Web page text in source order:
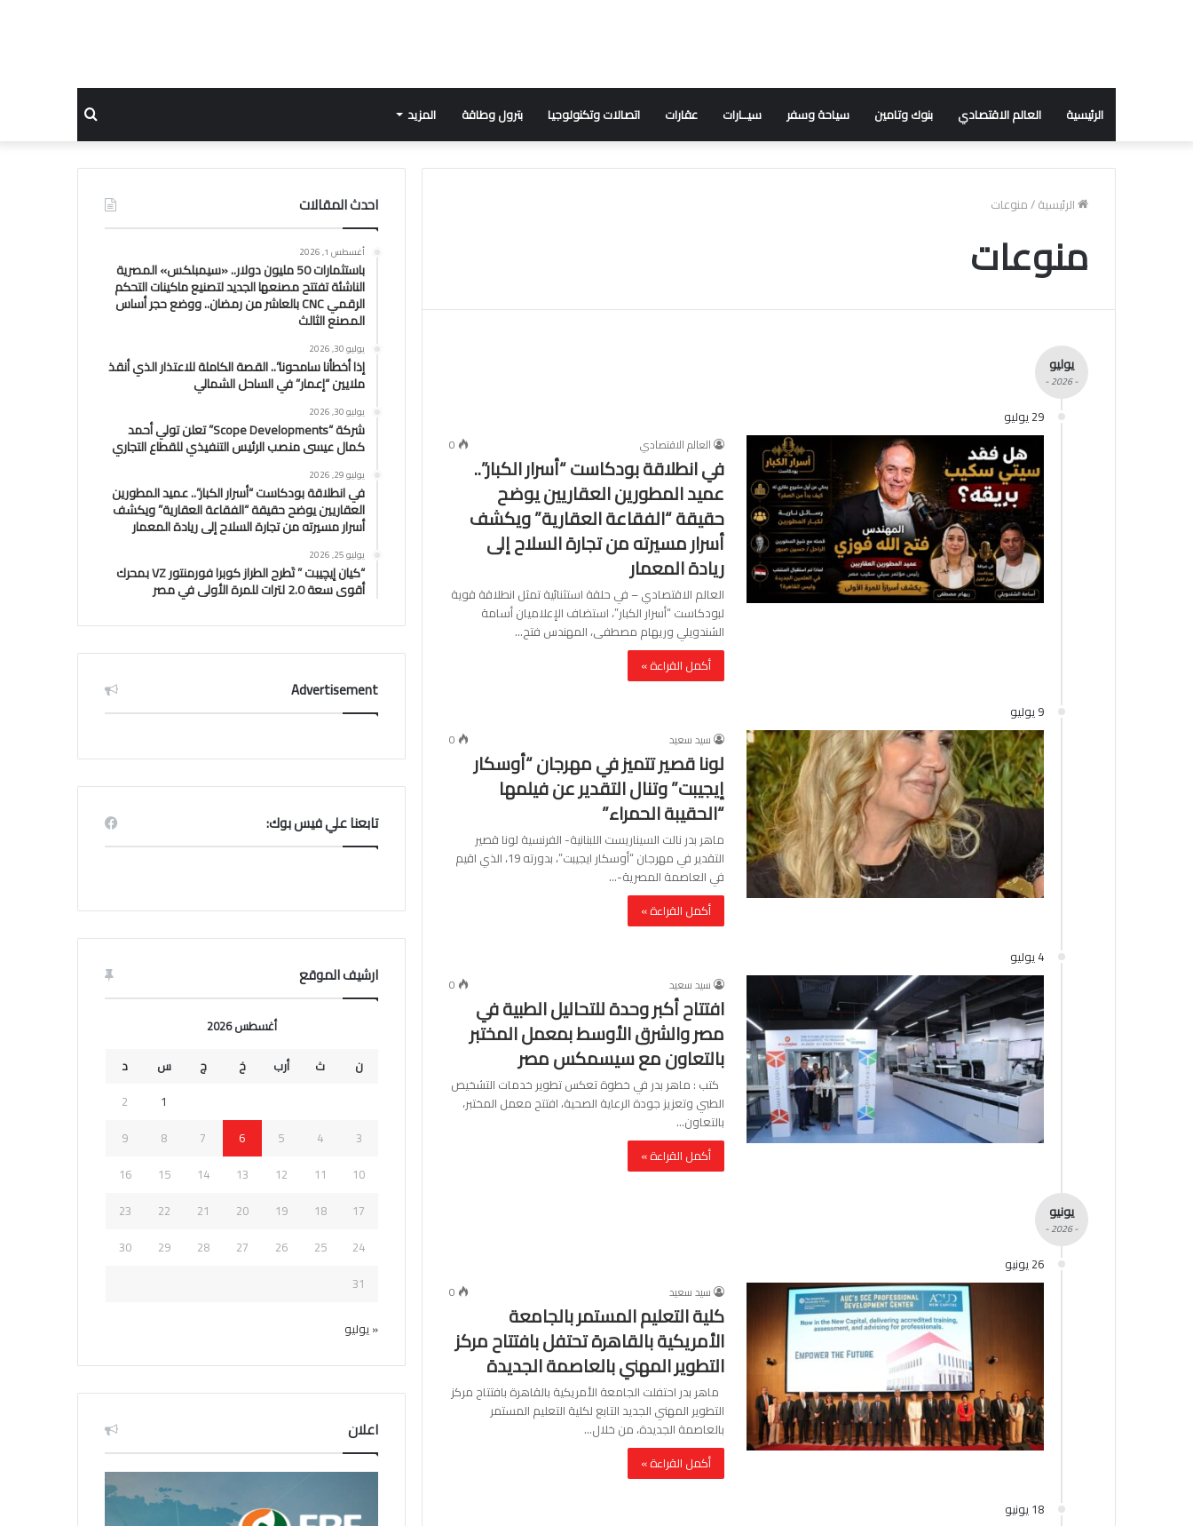
الرئيسية العالم الاقتصادي بنوك وتامين سياحة وسفر سيــارات عقارات اتصالات وتكنولوجيا بترول وطاقة المزيد
عن
الرئيسية/منوعات
منوعات
يوليو
- 2026 -
29 يوليو
العالم الاقتصادي 0
في انطلاقة بودكاست “أسرار الكبار”..
عميد المطورين العقاريين يوضح
حقيقة “الفقاعة العقارية” ويكشف
أسرار مسيرته من تجارة السلاح إلى
ريادة المعمار
العالم الاقتصادي – في حلقة استثنائية تمثل انطلاقة قوية
لبودكاست “أسرار الكبار”، استضاف الإعلاميان أسامة
الشندويلي وريهام مصطفى، المهندس فتح…
أكمل القراءة »
9 يوليو
سيد سعيد 0
لونا قصير تتميز في مهرجان “أوسكار
إيجيبت” وتنال التقدير عن فيلمها
“الحقيبة الحمراء”
ماهر بدر نالت السيناريست اللبنانية- الفرنسية لونا قصير
التقدير في مهرجان “أوسكار ايجيبت”، بدورته 19، الذي اقيم
في العاصمة المصرية-…
أكمل القراءة »
4 يوليو
سيد سعيد 0
افتتاح أكبر وحدة للتحاليل الطبية في
مصر والشرق الأوسط بمعمل المختبر
بالتعاون مع سيسمكس مصر
كتب : ماهر بدر في خطوة تعكس تطوير خدمات التشخيص
الطبي وتعزيز جودة الرعاية الصحية، افتتح معمل المختبر،
بالتعاون…
أكمل القراءة »
يونيو
- 2026 -
26 يونيو
سيد سعيد 0
كلية التعليم المستمر بالجامعة
الأمريكية بالقاهرة تحتفل بافتتاح مركز
التطوير المهني بالعاصمة الجديدة
ماهر بدر احتفلت الجامعة الأمريكية بالقاهرة بافتتاح مركز
التطوير المهني الجديد التابع لكلية التعليم المستمر
بالعاصمة الجديدة، من خلال…
أكمل القراءة »
18 يونيو
احدث المقالات
أغسطس 1, 2026
باستثمارات 50 مليون دولار.. «سيمبلكس» المصرية
الناشئة تفتتح مصنعها الجديد لتصنيع ماكينات التحكم
الرقمي CNC بالعاشر من رمضان.. ووضع حجر أساس
المصنع الثالث
يوليو 30, 2026
إذا أخطأنا سامحونا”.. القصة الكاملة للاعتذار الذي أنقذ
ملايين “إعمار” في الساحل الشمالي
يوليو 30, 2026
شركة “Scope Developments” تعلن تولي أحمد
كمال عيسى منصب الرئيس التنفيذي للقطاع التجاري
يوليو 29, 2026
في انطلاقة بودكاست “أسرار الكبار”.. عميد المطورين
العقاريين يوضح حقيقة “الفقاعة العقارية” ويكشف
أسرار مسيرته من تجارة السلاح إلى ريادة المعمار
يوليو 25, 2026
“كيان إيچيبت ” تَطرح الطراز كوبرا فورمنتور VZ بمحرك
أقوى سعة 2.0 لترات للمرة الأولى في مصر
Advertisement
تابعنا علي فيس بوك:
ارشيف الموقع
أغسطس 2026
ن
ث أرب خ ج س
د
1
2
3
4
5
6
7
8
9
10
11
12
13
14
15
16
17
18
19
20
21
22
23
24
25
26
27
28
29
30
31
« يوليو
اعلان